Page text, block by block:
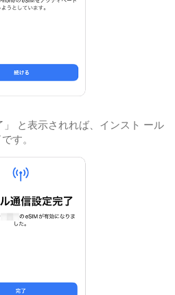
」 と表示されれば、インスト ール
す。